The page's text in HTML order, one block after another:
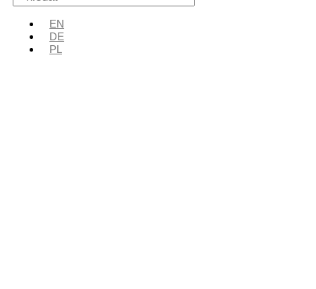
EN
DE
PL